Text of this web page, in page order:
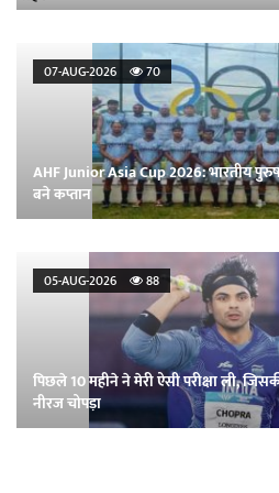
07-AUG-2026 70
AHF Junior Asia Cup 2026: भारतीय
बने कप्तान
05-AUG-2026 88
पिछले 10 महीने ने मेरी ऐसी परीक्षा ली,
नीरज चोपड़ा